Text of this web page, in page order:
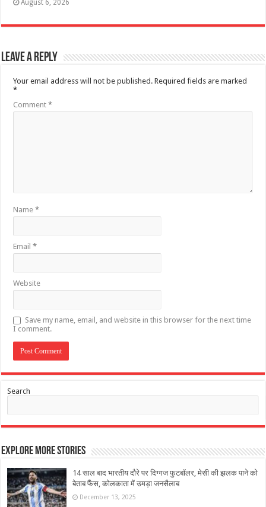
August 6, 2026
Leave a Reply
Your email address will not be published. Required fields are marked
*
Comment*
Name*
Email*
Website
Save my name, email, and website in this browser for the next time
I comment.
Search
Explore More Stories
14 साल बाद भारतीय दौरे पर दिग्गज फुटबॉलर, मेसी की झलक पाने को
बेताब फैंस, कोलकाता में उमड़ा जनसैलाब
December 13, 2025